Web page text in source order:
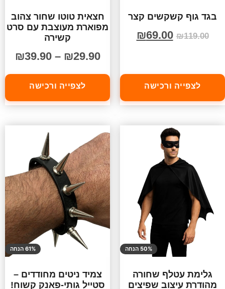
בגד גוף קשקשים קצר
₪119.00
₪69.00
לצפייה ורכישה
חצאית טוטו שחור צהוב
מפוארת מעוצבת עם סרט
קשירה
₪29.90
–
₪39.90
לצפייה ורכישה
50% הנחה
גלימת עטלף שחורה
מהודרת עיצוב שפיצים
61% הנחה
צמיד ניטים מחודדים –
סטייל גותי-פאנק קשוח!